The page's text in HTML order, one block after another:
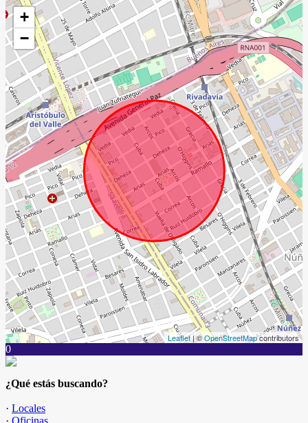
+
−
Leaflet| ©OpenStreetMapcontributors
0
¿Qué estás buscando?
· Locales
· Oficinas